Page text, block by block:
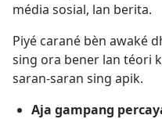
média sosial, lan berita.
Piyé carané bèn awaké
sing ora bener lan téori
saran-saran sing apik.
Aja gampang